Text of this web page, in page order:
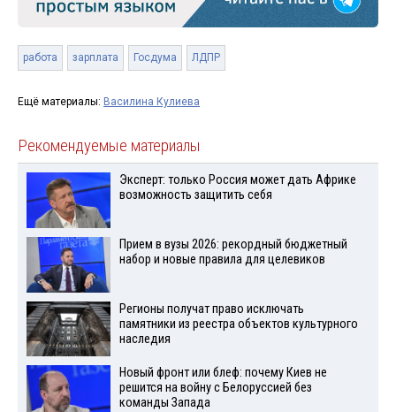
работа зарплата Госдума ЛДПР
Ещё материалы: Василина Кулиева
Рекомендуемые материалы
Эксперт: только Россия может дать Африке
возможность защитить себя
Прием в вузы 2026: рекордный бюджетный
набор и новые правила для целевиков
Регионы получат право исключать
памятники из реестра объектов культурного
наследия
Новый фронт или блеф: почему Киев не
решится на войну с Белоруссией без
команды Запада